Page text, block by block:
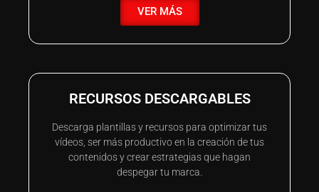
VER MÁS
RECURSOS DESCARGABLES
Descarga plantillas y recursos para optimizar tus
vídeos, ser más productivo en la creación de tus
contenidos y crear estrategias que hagan
despegar tu marca.